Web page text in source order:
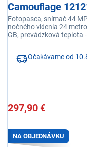
Camouflage
Fotopasca, snímač 44
nočného videnia 24
GB, prevádzková teplota
Očakávame od
297,90 €
NA OBJEDNÁVKU